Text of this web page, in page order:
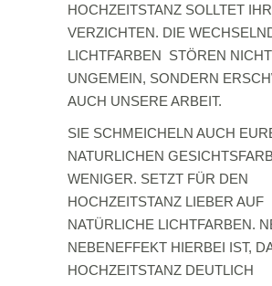
HOCHZEITSTANZ SOLLTET
VERZICHTEN. DIE
LICHTFARBEN STÖREN
UNGEMEIN, SONDERN
AUCH UNSERE ARBEIT.
SIE SCHMEICHELN AUCH
NATURLICHEN
WENIGER. SETZT FÜR DEN
HOCHZEITSTANZ LIEBER AUF
NATÜRLICHE LICHTFARBEN.
NEBENEFFEKT HIERBEI IST,
HOCHZEITSTANZ DEUTLICH